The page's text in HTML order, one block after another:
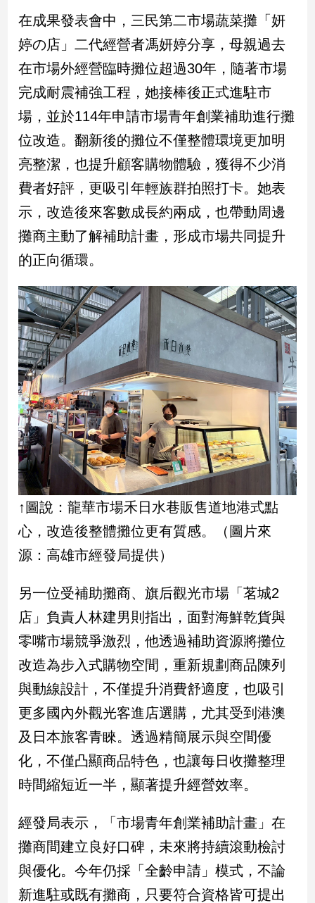
子/
感
情
藝
術
／
文
創
／
影
推
薦
科
技/
戲
運
動
寵
物
Pet
影
音
專
區
合
作
媒
體
投
稿
專
區
【我
的
觀
點】
在成果發表會中，三民第二市場蔬菜攤「妍
婷の店」二代經營者馮妍婷分享，母親過去
在市場外經營臨時攤位超過30年，隨著市場
完成耐震補強工程，她接棒後正式進駐市
場，並於114年申請市場青年創業補助進行攤
位改造。翻新後的攤位不僅整體環境更加明
亮整潔，也提升顧客購物體驗，獲得不少消
費者好評，更吸引年輕族群拍照打卡。她表
示，改造後來客數成長約兩成，也帶動周邊
攤商主動了解補助計畫，形成市場共同提升
的正向循環。
↑圖說：龍華市場禾日水巷販售道地港式點
心，改造後整體攤位更有質感。（圖片來
源：高雄市經發局提供）
另一位受補助攤商、旗后觀光市場「茗城2
店」負責人林建男則指出，面對海鮮乾貨與
零嘴市場競爭激烈，他透過補助資源將攤位
改造為步入式購物空間，重新規劃商品陳列
與動線設計，不僅提升消費舒適度，也吸引
更多國內外觀光客進店選購，尤其受到港澳
及日本旅客青睞。透過精簡展示與空間優
化，不僅凸顯商品特色，也讓每日收攤整理
時間縮短近一半，顯著提升經營效率。
經發局表示，「市場青年創業補助計畫」在
攤商間建立良好口碑，未來將持續滾動檢討
與優化。今年仍採「全齡申請」模式，不論
新進駐或既有攤商，只要符合資格皆可提出